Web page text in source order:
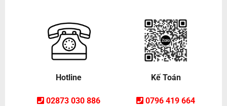
Hotline
02873 030 886
Kế Toán
0796 419 664